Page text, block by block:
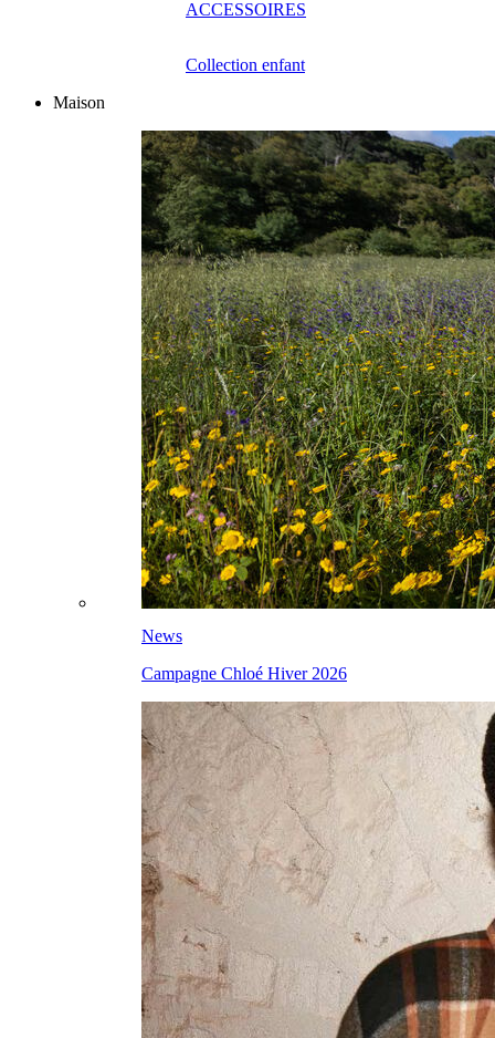
ACCESSOIRES
Collection enfant
Maison
News
Campagne Chloé Hiver 2026